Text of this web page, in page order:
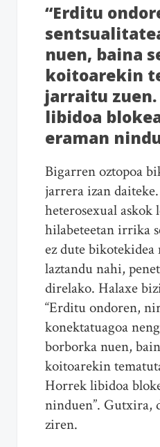
“Erditu
nuen, baina
koitoarekin
jarraitu
libidoa
eraman
Bigarren oztopoa
jarrera izan
heterosexual askok
hilabeteetan irrika
ez dute bikotekidea
laztandu nahi,
direlako. Halaxe
“Erditu ondoren,
konektatuagoa
borborka nuen,
koitoarekin
Horrek libidoa
ninduen”. Gutxira,
ziren.